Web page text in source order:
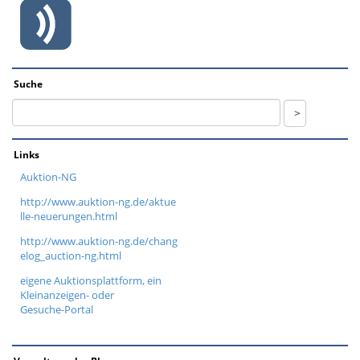
Suche
Links
Auktion-NG
http://www.auktion-ng.de/aktue
lle-neuerungen.html
http://www.auktion-ng.de/chang
elog_auction-ng.html
eigene Auktionsplattform, ein
Kleinanzeigen- oder
Gesuche-Portal